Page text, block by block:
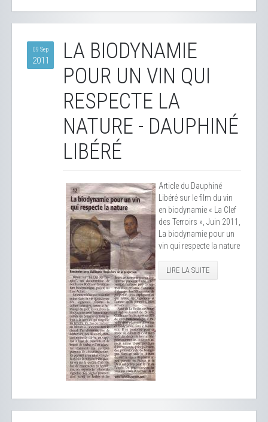
09 Sep
2011
LA BIODYNAMIE
POUR UN VIN QUI
RESPECTE LA
NATURE - DAUPHINÉ
LIBÉRÉ
Article du Dauphiné
Libéré sur le film du vin
en biodynamie « La Clef
des Terroirs », Juin 2011,
La biodynamie pour un
vin qui respecte la nature
LIRE LA SUITE